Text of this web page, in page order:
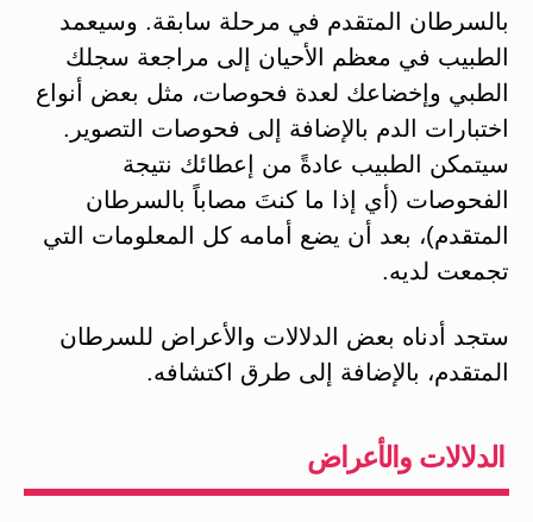
بالسرطان المتقدم في مرحلة سابقة. وسيعمد
الطبيب في معظم الأحيان إلى مراجعة سجلك
الطبي وإخضاعك لعدة فحوصات، مثل بعض أنواع
اختبارات الدم بالإضافة إلى فحوصات التصوير.
سيتمكن الطبيب عادةً من إعطائك نتيجة
الفحوصات (أي إذا ما كنتَ مصاباً بالسرطان
المتقدم)، بعد أن يضع أمامه كل المعلومات التي
تجمعت لديه.
ستجد أدناه بعض الدلالات والأعراض للسرطان
المتقدم، بالإضافة إلى طرق اكتشافه.
الدلالات والأعراض